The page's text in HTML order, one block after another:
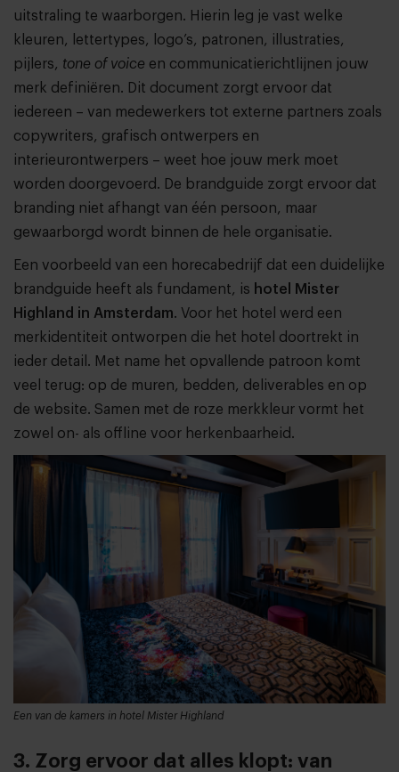
uitstraling te waarborgen. Hierin leg je vast welke
kleuren, lettertypes, logo’s, patronen, illustraties,
pijlers, tone of voice en communicatierichtlijnen jouw
merk definiëren. Dit document zorgt ervoor dat
iedereen – van medewerkers tot externe partners zoals
copywriters, grafisch ontwerpers en
interieurontwerpers – weet hoe jouw merk moet
worden doorgevoerd. De brandguide zorgt ervoor dat
branding niet afhangt van één persoon, maar
gewaarborgd wordt binnen de hele organisatie.
Een voorbeeld van een horecabedrijf dat een duidelijke
brandguide heeft als fundament, is hotel
Mister
Highland in Amsterdam. Voor het hotel werd een
merkidentiteit ontworpen die het hotel doortrekt in
ieder detail. Met name het opvallende patroon komt
veel terug: op de muren, bedden, deliverables en op
de website. Samen met de roze merkkleur vormt het
zowel on- als offline voor herkenbaarheid.
Een van de kamers in hotel Mister Highland
3. Zorg ervoor dat alles klopt: van